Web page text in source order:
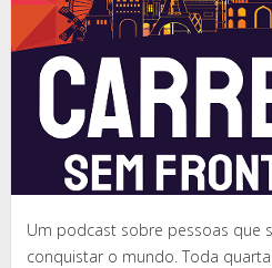
Um podcast sobre pessoas que
conquistar o mundo. Toda